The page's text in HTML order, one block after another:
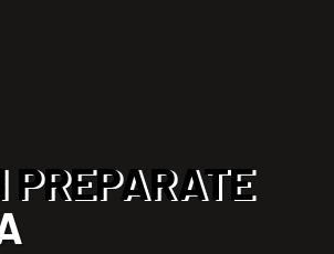
PREPARATE